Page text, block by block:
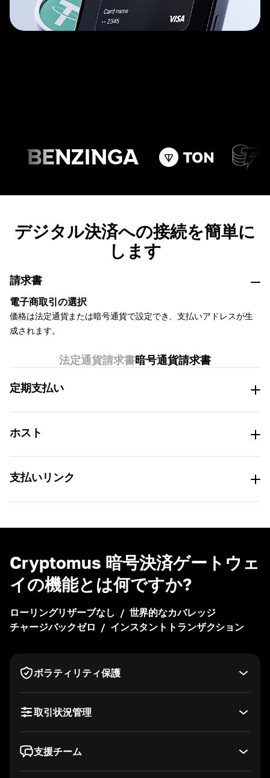
デジタル決済への接続を簡単に
します
請求書
電子商取引の選択
価格は法定通貨または暗号通貨で設定でき、支払いアドレスが生
成されます。
法定通貨請求書暗号通貨請求書
TRON (TRC-20)
TRON (TRC-20)
クリプトマスで支払う
定期支払い
ホスト
支払いリンク
Cryptomus 暗号決済ゲートウェ
イの機能とは何ですか?
ローリングリザーブなし / 世界的なカバレッジ
チャージバックゼロ / インスタントトランザクション
ボラティリティ保護
支援チーム
取引状況管理